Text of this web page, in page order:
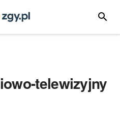
telewizyjny